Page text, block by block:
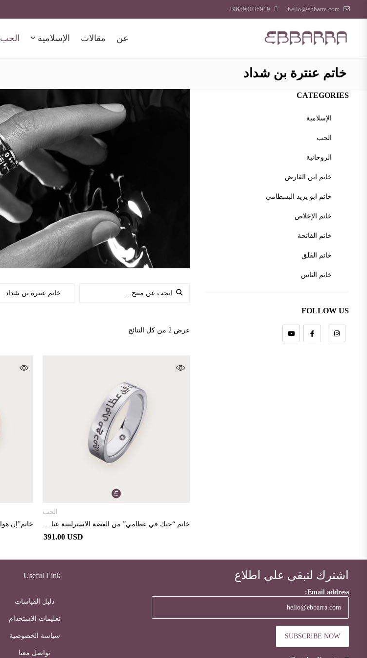
hello@ebbarra.com
96590036919+
عن مقالات الإسلامية الحب
خاتم عنترة بن شداد
Search for:
خاتم عنترة بن شداد
عرض ⁦2⁩ من كل النتائج
تحديد أحد الخيارات
الحب
خاتم “حبك في عظامي” من الفضة الاسترلينية عيار 925 مطلي بالبلاديوم و مرصع بالألماس
391.00 USD
CATEGORIES
الإسلامية
الحب
الروحانية
خاتم ابن الفارض
خاتم ابو يزيد البسطامي
خاتم الإخلاص
خاتم الفاتحة
خاتم الفلق
خاتم الناس
خاتم رابعة العدوية
خاتم عنترة بن شداد
FOLLOW US
اشترك لتبقى على اطلاع
Email address:
Useful Link
دليل القياسات
تعليمات الاستخدام
سياسة الخصوصية
تواصل معنا